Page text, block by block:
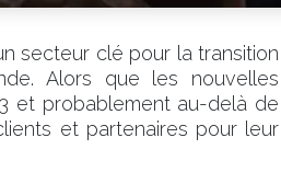
secteur clé pour la transition
Alors que les nouvelles
et probablement au-delà de
et partenaires pour leur